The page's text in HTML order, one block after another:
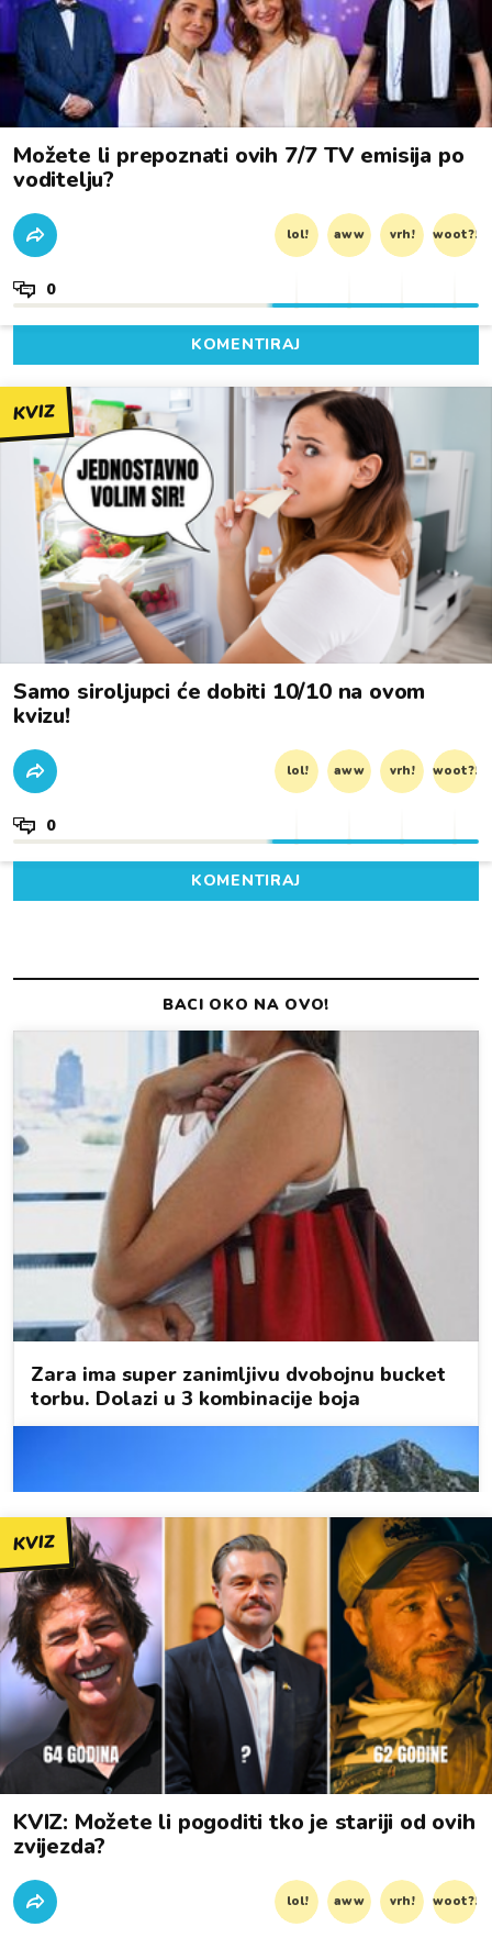
Možete li prepoznati ovih 7/7 TV emisija po
voditelju?
lol! aww vrh! woot?!
0
KOMENTIRAJ
KVIZ
Samo siroljupci će dobiti 10/10 na ovom
kvizu!
lol! aww vrh! woot?!
0
KOMENTIRAJ
KVIZ
KVIZ: Možete li pogoditi tko je stariji od ovih
zvijezda?
lol! aww vrh! woot?!